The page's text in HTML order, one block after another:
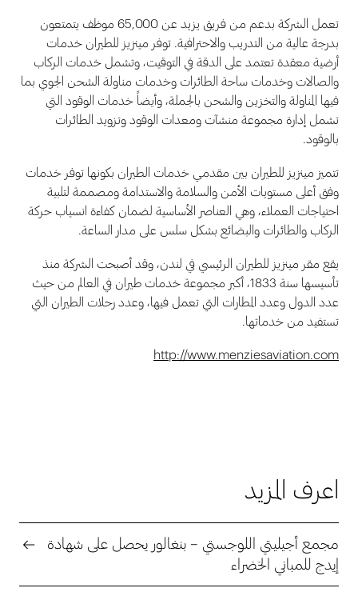
تعمل الشركة بدعم من فريق يزيد عن 65,000 موظف يتمتعون
بدرجة عالية من التدريب والاحترافية. توفر مينزيز للطيران خدمات
أرضية معقدة تعتمد على الدقة في التوقيت، وتشمل خدمات الركاب
والصالات وخدمات ساحة الطائرات وخدمات مناولة الشحن الجوي بما
فيها المناولة والتخزين والشحن بالجملة، وأيضاً خدمات الوقود التي
تشمل إدارة مجموعة منشآت ومعدات الوقود وتزويد الطائرات
بالوقود.
تتميز مينزيز للطيران بين مقدمي خدمات الطيران بكونها توفر خدمات
وفق أعلى مستويات الأمن والسلامة والاستدامة ومصممة لتلبية
احتياجات العملاء، وهي العناصر الأساسية لضمان كفاءة انسياب حركة
الركاب والطائرات والبضائع بشكل سلس على مدار الساعة.
يقع مقر مينزيز للطيران الرئيسي في لندن، وقد أصبحت الشركة منذ
تأسيسها سنة 1833، أكبر مجموعة خدمات طيران في العالم من حيث
عدد الدول وعدد المطارات التي تعمل فيها، وعدد رحلات الطيران التي
تستفيد من خدماتها.
http://www.menziesaviation.com
اعرف المزيد
مجمع أجيليتي اللوجستي – بنغالور يحصل على شهادة
إيدج للمباني الخضراء